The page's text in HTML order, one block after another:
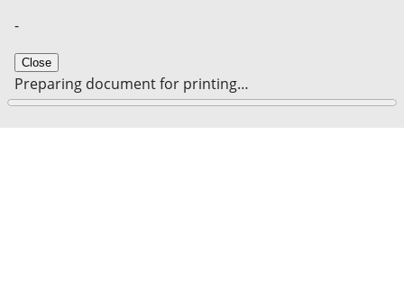
-
Close
Preparing document for printing…